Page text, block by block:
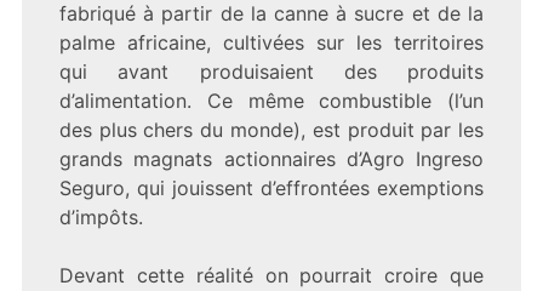
fabriqué à partir de la canne à sucre et de la
palme africaine, cultivées sur les territoires
qui avant produisaient des produits
d’alimentation. Ce même combustible (l’un
des plus chers du monde), est produit par les
grands magnats actionnaires d’Agro Ingreso
Seguro, qui jouissent d’effrontées exemptions
d’impôts.
Devant cette réalité on pourrait croire que